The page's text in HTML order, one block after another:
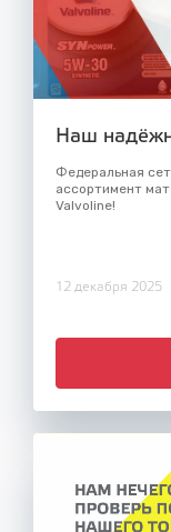
Наш
Федеральная
ассортимент
Valvoline!
12 декабря 2025